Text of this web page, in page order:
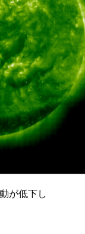
が低下し